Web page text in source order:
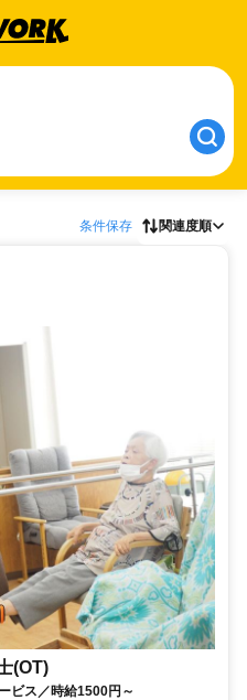
条件保存 関連度順
(OT)
ビス／時給1500円～